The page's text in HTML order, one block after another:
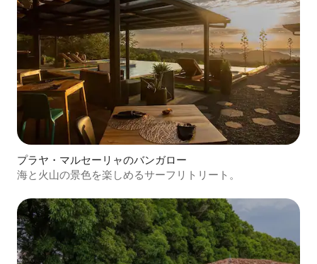
プラヤ・マルセーリャのバンガロー
海と火山の景色を楽しめるサーフリトリート。